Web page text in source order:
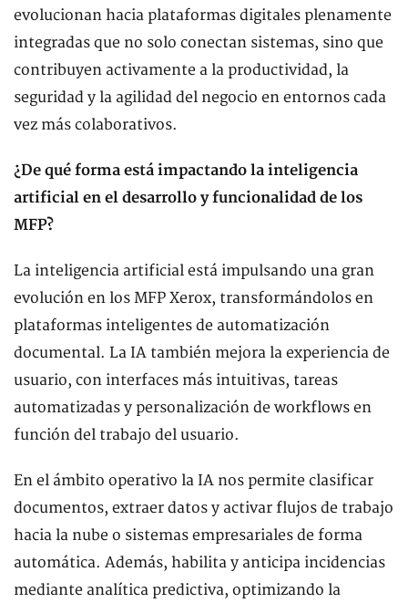
evolucionan hacia plataformas digitales plenamente
integradas que no solo conectan sistemas, sino que
contribuyen activamente a la productividad, la
seguridad y la agilidad del negocio en entornos cada
vez más colaborativos.
¿De qué forma está impactando la inteligencia
artificial en el desarrollo y funcionalidad de los
MFP?
La inteligencia artificial está impulsando una gran
evolución en los MFP Xerox, transformándolos en
plataformas inteligentes de automatización
documental. La IA también mejora la experiencia de
usuario, con interfaces más intuitivas, tareas
automatizadas y personalización de workflows en
función del trabajo del usuario.
En el ámbito operativo la IA nos permite clasificar
documentos, extraer datos y activar flujos de trabajo
hacia la nube o sistemas empresariales de forma
automática. Además, habilita y anticipa incidencias
mediante analítica predictiva, optimizando la